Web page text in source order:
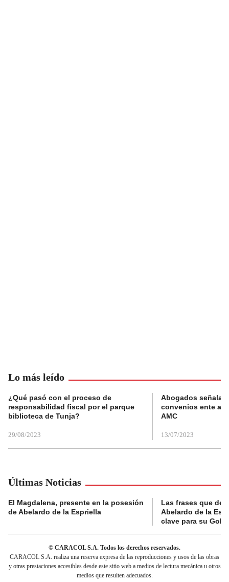
Lo más leído
¿Qué pasó con el proceso de
responsabilidad fiscal por el parque
biblioteca de Tunja?
29/08/2023
Abogados
convenios ente
AMC
13/07/2023
Últimas Noticias
El Magdalena, presente en la posesión
de Abelardo de la Espriella
Las frases que
Abelardo de la
clave para su
© CARACOL S.A. Todos los derechos reservados.
CARACOL S.A. realiza una reserva expresa de las reproducciones y usos de las obras
y otras prestaciones accesibles desde este sitio web a medios de lectura mecánica u otros
medios que resulten adecuados.